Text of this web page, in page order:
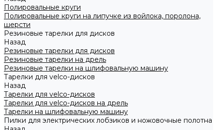
Полировальные круги
Полировальные круги на липучке из войлока, поролона,
шерсти
Резиновые тарелки для дисков
Назад
Резиновые тарелки для дисков
Резиновые тарелки на дрель
Резиновые тарелки на шлифовальную машину
Тарелки для velco-дисков
Назад
Тарелки для velco-дисков
Тарелки для velco-дисков на дрель
Тарелки на шлифовальную машину
Пилки для электрических лобзиков и ножовочные полотна